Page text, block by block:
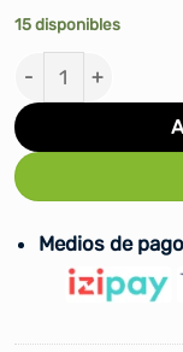
15 disponibles
TABLERO PARA
Medios de